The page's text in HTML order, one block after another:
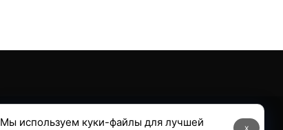
x
Мы используем куки-файлы для лучшей